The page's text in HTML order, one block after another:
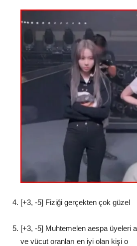
[+3, -5] Fiziği gerçekten çok güzel
[+3, -5] Muhtemelen aespa üyeleri
ve vücut oranları en iyi olan kişi o